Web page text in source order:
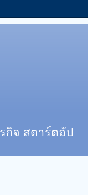
กิจ สตาร์ตอัป